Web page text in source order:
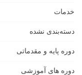
خدمات
دسته‌بندی نشده
دوره پایه و مقدماتی
دوره های آموزشی